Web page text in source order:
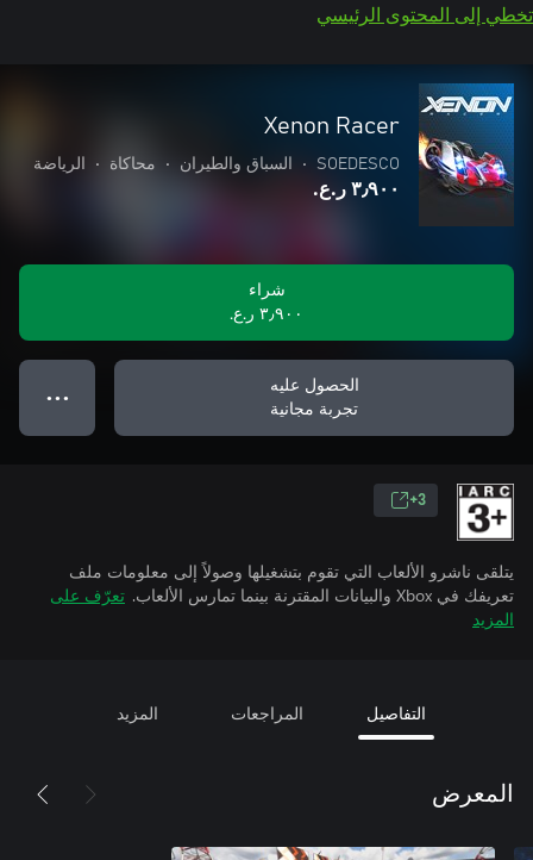
تخطي إلى المحتوى الرئيسي
Xenon Racer
SOEDESCO
• السباق والطيران • محاكاة • الرياضة
٣٫٩٠٠ ر.ع.‏
شراء
٣٫٩٠٠ ر.ع.‏
الحصول عليه
تجربة مجانية
● ● ●
3+
يتلقى ناشرو الألعاب التي تقوم بتشغيلها وصولاً إلى معلومات ملف
تعريفك في Xbox والبيانات المقترنة بينما تمارس الألعاب.
تعرّف على
المزيد
التفاصيل المراجعات المزيد
المعرض